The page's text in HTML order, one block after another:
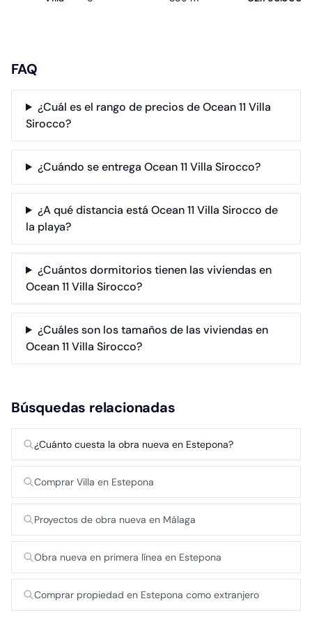
FAQ
¿Cuál es el rango de precios de Ocean 11 Villa
Sirocco?
¿Cuándo se entrega Ocean 11 Villa Sirocco?
¿A qué distancia está Ocean 11 Villa Sirocco de
la playa?
¿Cuántos dormitorios tienen las viviendas en
Ocean 11 Villa Sirocco?
¿Cuáles son los tamaños de las viviendas en
Ocean 11 Villa Sirocco?
Búsquedas relacionadas
¿Cuánto cuesta la obra nueva en Estepona?
Comprar Villa en Estepona
Proyectos de obra nueva en Málaga
Obra nueva en primera línea en Estepona
Comprar propiedad en Estepona como extranjero